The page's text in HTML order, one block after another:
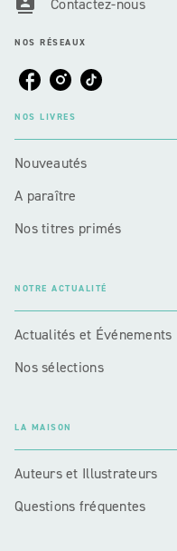
Contactez-nous
NOS RÉSEAUX
NOS LIVRES
Nouveautés
A paraître
Nos titres primés
NOTRE ACTUALITÉ
Actualités et Événements
Nos sélections
LA MAISON
Auteurs et Illustrateurs
Questions fréquentes